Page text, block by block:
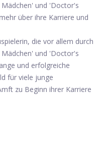
und 'Doctor's
über ihre Karriere und
die vor allem durch
und 'Doctor's
und erfolgreiche
für viele junge
zu Beginn ihrer Karriere